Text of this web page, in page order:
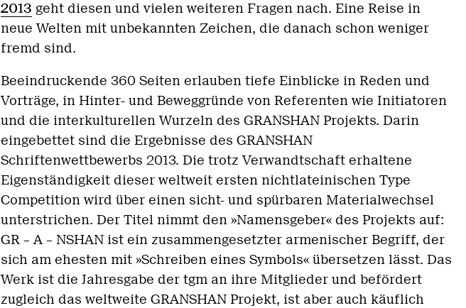
2013 geht diesen und vielen weiteren Fragen nach. Eine Reise in
neue Welten mit unbekannten Zeichen, die danach schon weniger
fremd sind.
Beeindruckende 360 Seiten erlauben tiefe Einblicke in Reden und
Vorträge, in Hinter- und Beweggründe von Referenten wie Initiatoren
und die interkulturellen Wurzeln des GRANSHAN Projekts. Darin
eingebettet sind die Ergebnisse des GRANSHAN
Schriftenwettbewerbs 2013. Die trotz Verwandtschaft erhaltene
Eigenständigkeit dieser weltweit ersten nichtlateinischen Type
Competition wird über einen sicht- und spürbaren Materialwechsel
unterstrichen. Der Titel nimmt den »Namensgeber« des Projekts auf:
GR – A – NSHAN ist ein zusammengesetzter armenischer Begriff, der
sich am ehesten mit »Schreiben eines Symbols« übersetzen lässt. Das
Werk ist die Jahresgabe der tgm an ihre Mitglieder und befördert
zugleich das weltweite GRANSHAN Projekt, ist aber auch käuflich